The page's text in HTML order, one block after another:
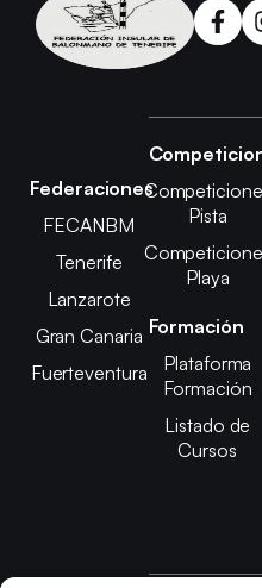
Federaciones
FECANBM
Tenerife
Lanzarote
Gran Canaria
Fuerteventura
Pista
Playa
Formación
Plataforma
Formación
Listado de
Cursos